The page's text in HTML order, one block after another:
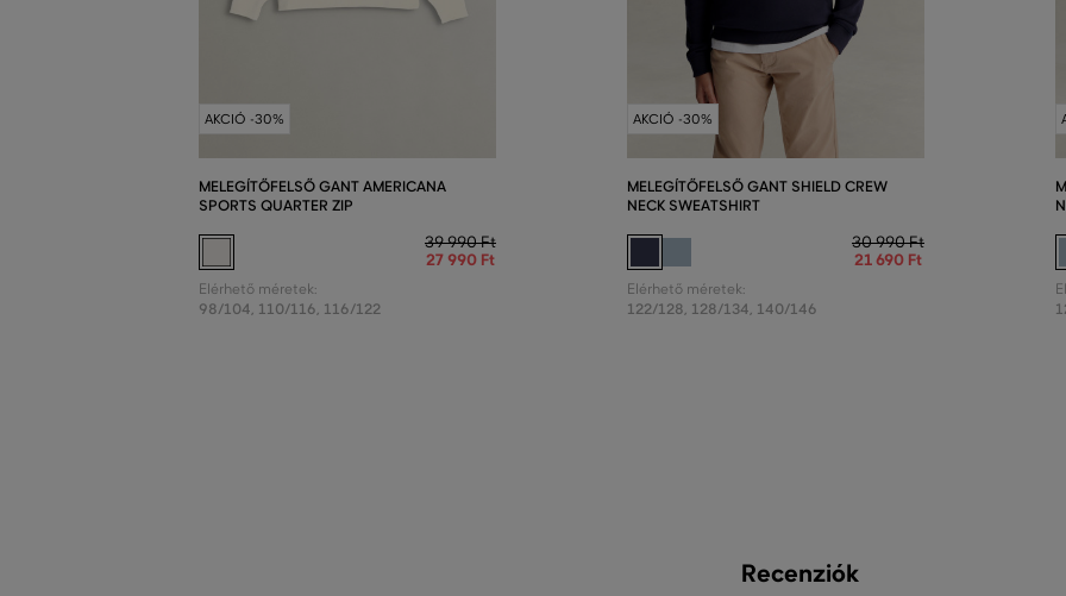
AKCIÓ -30%
MELEGÍTŐFELSŐ GANT AMERICANA
SPORTS QUARTER ZIP
39 990 Ft
27 990 Ft
Elérhető méretek:
98/104, 110/116, 116/122
AKCIÓ -30%
MELEGÍTŐFELSŐ GANT SHIELD CREW
NECK SWEATSHIRT
30 990 Ft
21 690 Ft
Elérhető méretek:
122/128, 128/134, 140/146
Recenziók